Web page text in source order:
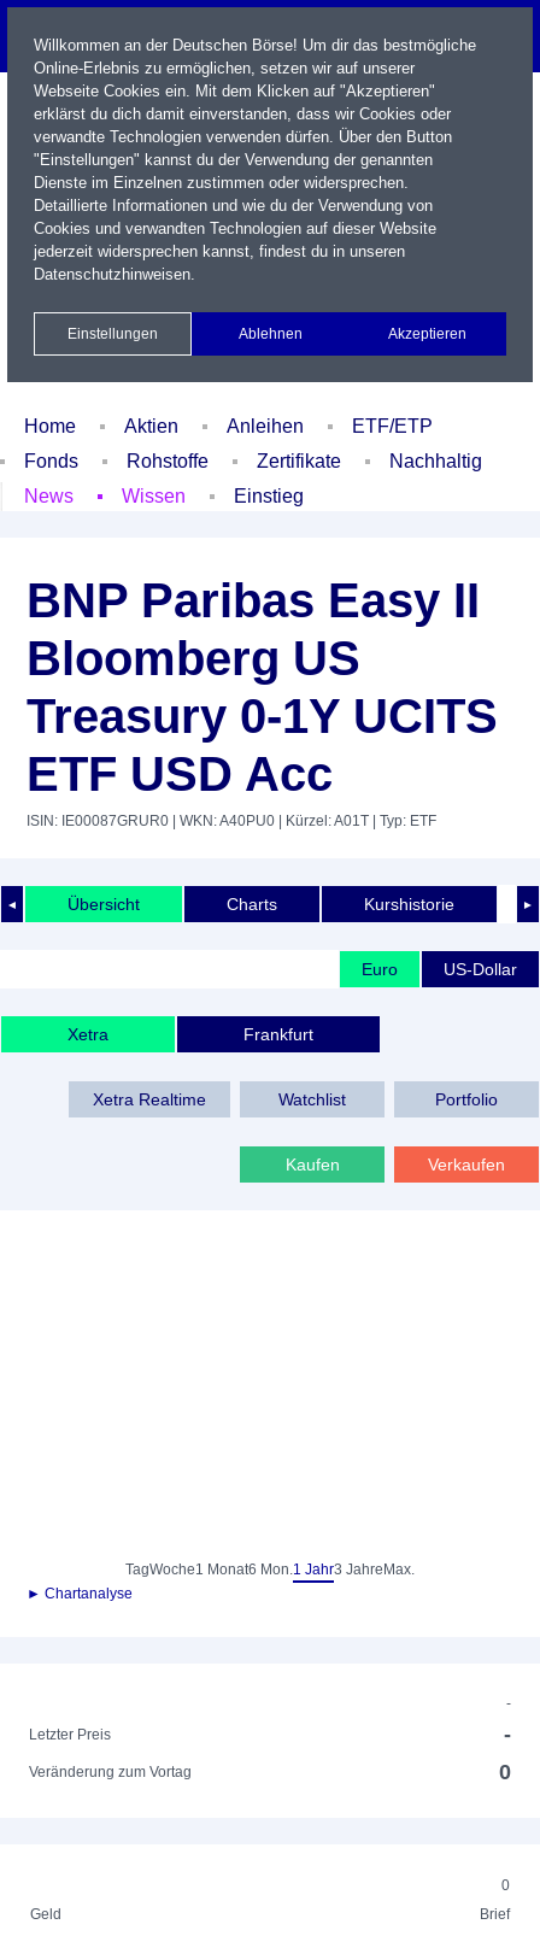
Name / WKN / ISIN / Kürzel
Xetra Realtime
Watchlist Portfolio Login
Home Aktien Anleihen
ETF/ETP
Fonds
Rohstoffe Zertifikate
Nachhaltig
News
Wissen Einstieg
BNP Paribas Easy II
Bloomberg US
Treasury 0-1Y UCITS
ETF USD Acc
ISIN: IE00087GRUR0 | WKN: A40PU0 | Kürzel: A01T | Typ: ETF
◄ ►
Übersicht Charts Kurshistorie
Euro US-Dollar
Xetra Frankfurt
Xetra Realtime Watchlist Portfolio
Kaufen Verkaufen
TagWoche1 Monat6 Mon.1 Jahr3 Jahre Max.
► Chartanalyse
-
Letzter Preis
-
Veränderung zum Vortag 0
0
Geld
Brief
Willkommen an der Deutschen Börse! Um dir das bestmögliche
Online-Erlebnis zu ermöglichen, setzen wir auf unserer
Webseite Cookies ein. Mit dem Klicken auf "Akzeptieren"
erklärst du dich damit einverstanden, dass wir Cookies oder
verwandte Technologien verwenden dürfen. Über den Button
"Einstellungen" kannst du der Verwendung der genannten
Dienste im Einzelnen zustimmen oder widersprechen.
Detaillierte Informationen und wie du der Verwendung von
Cookies und verwandten Technologien auf dieser Website
jederzeit widersprechen kannst, findest du in unseren
Datenschutzhinweisen.
Einstellungen Ablehnen Akzeptieren